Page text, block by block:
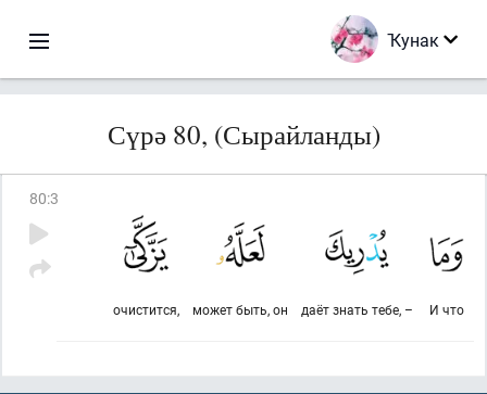
Ҡунак
Сүрә 80, (Сырайланды)
80:3
И что
даёт знать тебе, –
может быть, он
очистится,